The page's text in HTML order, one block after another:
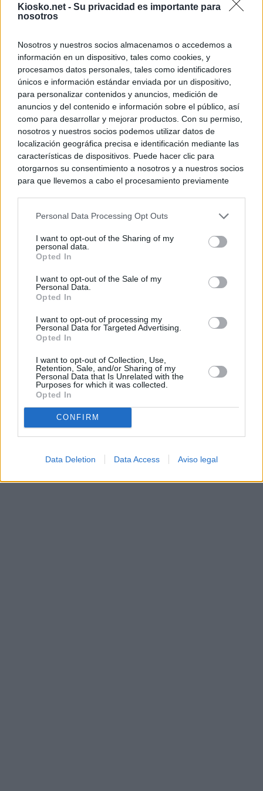
Kiosko.net - Su privacidad es importante para
nosotros
Nosotros y nuestros socios almacenamos o accedemos a
información en un dispositivo, tales como cookies, y
procesamos datos personales, tales como identificadores
únicos e información estándar enviada por un dispositivo,
para personalizar contenidos y anuncios, medición de
anuncios y del contenido e información sobre el público, así
como para desarrollar y mejorar productos. Con su permiso,
nosotros y nuestros socios podemos utilizar datos de
localización geográfica precisa e identificación mediante las
características de dispositivos. Puede hacer clic para
otorgarnos su consentimiento a nosotros y a nuestros socios
para que llevemos a cabo el procesamiento previamente
negar su consentimiento. Tenga en cuenta que algún
de su consentimiento, pero usted tiene el derecho de
rechazar tal procesamiento. Sus preferencias se aplicarán
cualquier momento entrando de nuevo en este sitio web o
visitando nuestra política de privacidad.
Personal Data Processing Opt Outs
I want to opt-out of the Sharing of my
personal data.
Opted In
I want to opt-out of the Sale of my
Personal Data.
Opted In
I want to opt-out of processing my
Personal Data for Targeted Advertising.
Opted In
I want to opt-out of Collection, Use,
Retention, Sale, and/or Sharing of my
Personal Data that Is Unrelated with the
Purposes for which it was collected.
Opted In
CONFIRM
Data Deletion Data Access Aviso legal